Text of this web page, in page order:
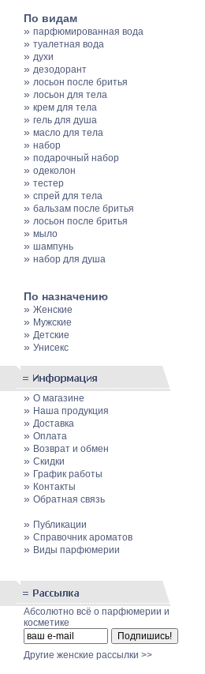
По видам
» парфюмированная вода
» туалетная вода
» духи
» дезодорант
» лосьон после бритья
» лосьон для тела
» крем для тела
» гель для душа
» масло для тела
» набор
» подарочный набор
» одеколон
» тестер
» спрей для тела
» бальзам после бритья
» лосьон после бритья
» мыло
» шампунь
» набор для душа
По назначению
» Женские
» Мужские
» Детские
» Унисекс
» О магазине
» Наша продукция
» Доставка
» Оплата
» Возврат и обмен
» Скидки
» График работы
» Контакты
» Обратная связь
» Публикации
» Cправочник ароматов
» Виды парфюмерии
Абсолютно всё о парфюмерии и
косметике
Другие женские рассылки >>